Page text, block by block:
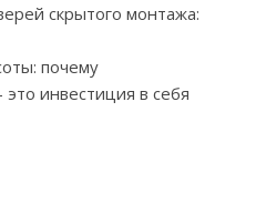
скрытого монтажа:
почему
инвестиция в себя